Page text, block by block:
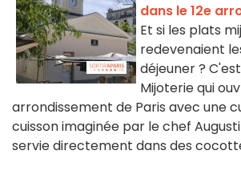
dans le 12e
Et si les plats
redevenaient
déjeuner ?
Mijoterie qui
arrondissement de Paris avec une
cuisson imaginée par le chef
servie directement dans des